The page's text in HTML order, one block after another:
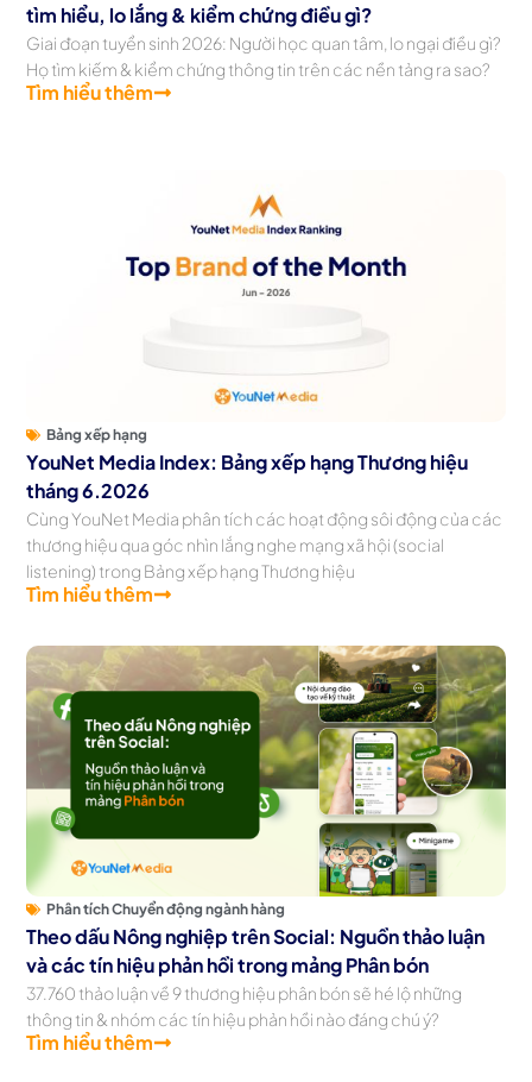
tìm hiểu, lo lắng & kiểm chứng điều gì?
Giai đoạn tuyển sinh 2026: Người học quan tâm, lo ngại điều gì?
Họ tìm kiếm & kiểm chứng thông tin trên các nền tảng ra sao?
Tìm hiểu thêm
Bảng xếp hạng
YouNet Media Index: Bảng xếp hạng Thương hiệu
tháng 6.2026
Cùng YouNet Media phân tích các hoạt động sôi động của các
thương hiệu qua góc nhìn lắng nghe mạng xã hội (social
listening) trong Bảng xếp hạng Thương hiệu
Tìm hiểu thêm
Phân tích Chuyển động ngành hàng
Theo dấu Nông nghiệp trên Social: Nguồn thảo luận
và các tín hiệu phản hồi trong mảng Phân bón
37.760 thảo luận về 9 thương hiệu phân bón sẽ hé lộ những
thông tin & nhóm các tín hiệu phản hồi nào đáng chú ý?
Tìm hiểu thêm